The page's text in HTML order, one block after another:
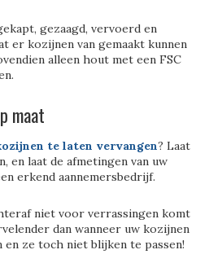
gezaagd, vervoerd en
er kozijnen van gemaakt kunnen
alleen hout met een FSC
maat
te laten vervangen? Laat
en laat de afmetingen van uw
erkend aannemersbedrijf.
niet voor verrassingen komt
dan wanneer uw kozijnen
ze toch niet blijken te passen!